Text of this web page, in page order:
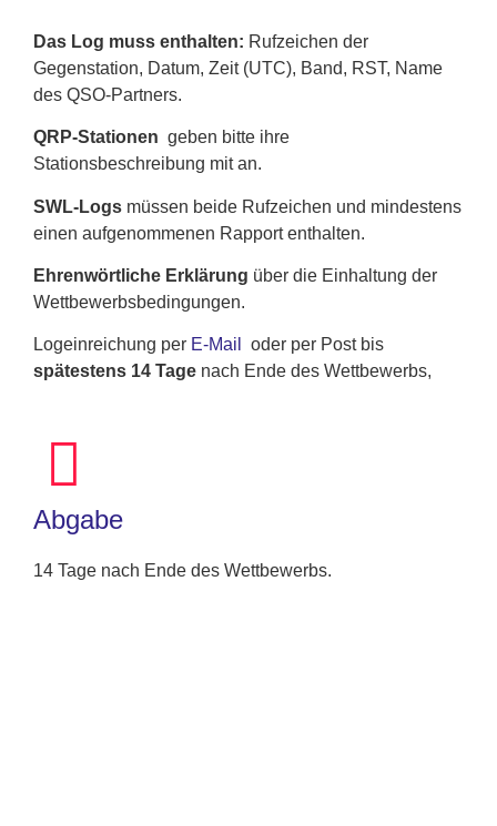
Das Log muss enthalten: Rufzeichen der
Gegenstation, Datum, Zeit (UTC), Band, RST, Name
des QSO-Partners.
QRP-Stationen geben bitte ihre
Stationsbeschreibung mit an.
SWL-Logs müssen beide Rufzeichen und mindestens
einen aufgenommenen Rapport enthalten.
Ehrenwörtliche Erklärung über die Einhaltung der
Wettbewerbsbedingungen.
Logeinreichung per E-Mail oder per Post bis
spätestens 14 Tage nach Ende des Wettbewerbs,
Abgabe
14 Tage nach Ende des Wettbewerbs.